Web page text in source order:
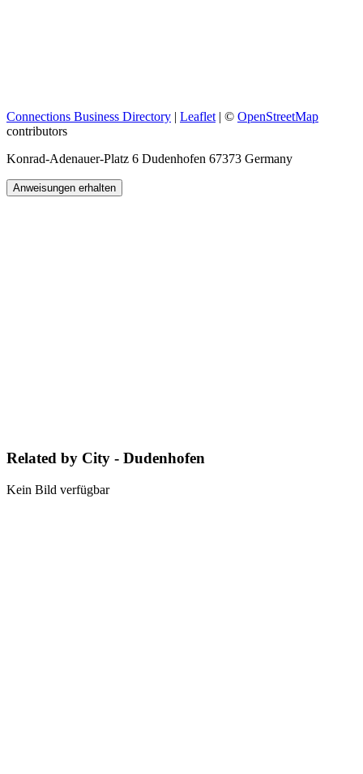
Connections Business Directory | Leaflet | © OpenStreetMap
contributors
Konrad-Adenauer-Platz 6 Dudenhofen 67373 Germany
Anweisungen erhalten
Related by City - Dudenhofen
Kein Bild verfügbar